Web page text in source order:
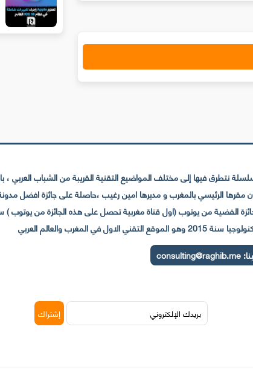
فيها إلى مختلف المواضيع التقنية القريبة من الشباب العربي ،
والعالم العربي
consulting@raghib.me